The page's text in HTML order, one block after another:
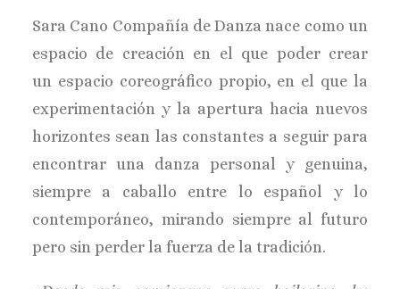
Sara Cano Compañía de Danza nace como un
espacio de creación en el que poder crear
un espacio coreográfico propio, en el que la
experimentación y la apertura hacia nuevos
horizontes sean las constantes a seguir para
encontrar una danza personal y genuina,
siempre a caballo entre lo español y lo
contemporáneo, mirando siempre al futuro
pero sin perder la fuerza de la tradición.